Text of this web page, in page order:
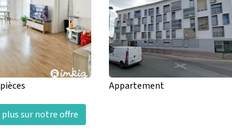
Appartement
sur notre offre